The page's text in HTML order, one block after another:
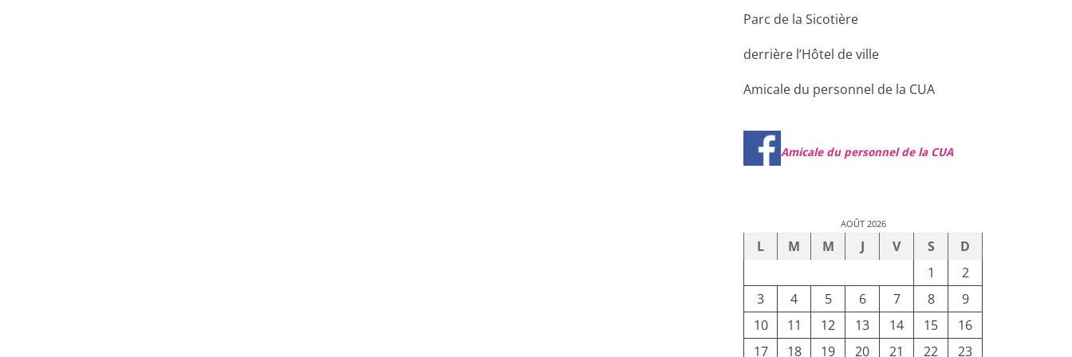
Parc de la Sicotière
derrière l’Hôtel de ville
Amicale du personnel de la CUA
Amicale du personnel de la CUA
AOÛT 2026
L M M J V S
D
1
2
3
4 5 6 7 8
9
10
11 12 13 14 15
16
17
18 19 20 21 22 23